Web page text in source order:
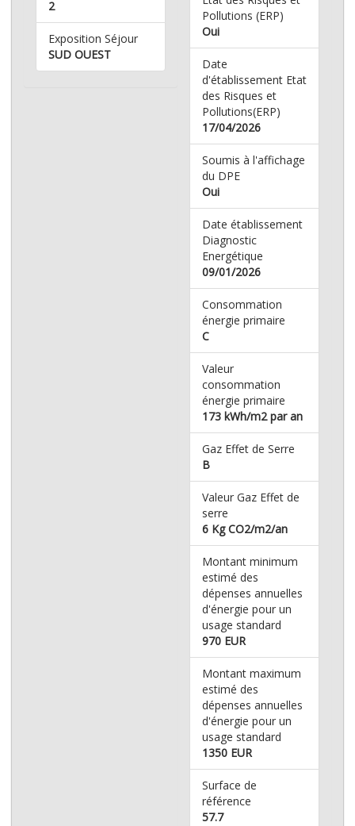
2
Exposition Séjour
SUD OUEST
Pollutions (ERP)
Oui
Date
d'établissement Etat
des Risques et
Pollutions(ERP)
17/04/2026
Soumis à l'affichage
du DPE
Oui
Date établissement
Diagnostic
Energétique
09/01/2026
Consommation
énergie primaire
C
Valeur
consommation
énergie primaire
173 kWh/m2 par an
Gaz Effet de Serre
B
Valeur Gaz Effet de
serre
6 Kg CO2/m2/an
Montant minimum
estimé des
dépenses annuelles
d'énergie pour un
usage standard
970 EUR
Montant maximum
estimé des
dépenses annuelles
d'énergie pour un
usage standard
1350 EUR
Surface de
référence
57.7